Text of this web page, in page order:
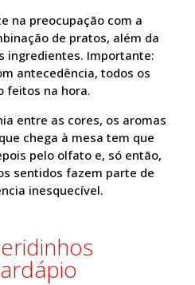
na preocupação com a
de pratos, além da
ingredientes. Importante:
antecedência, todos os
feitos na hora.
entre as cores, os aromas
chega à mesa tem que
pelo olfato e, só então,
sentidos fazem parte de
inesquecível.